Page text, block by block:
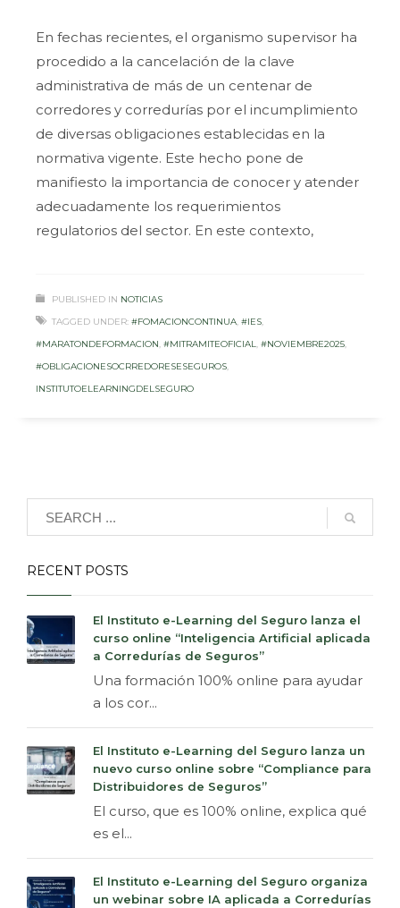
En fechas recientes, el organismo supervisor ha
procedido a la cancelación de la clave
administrativa de más de un centenar de
corredores y corredurías por el incumplimiento
de diversas obligaciones establecidas en la
normativa vigente. Este hecho pone de
manifiesto la importancia de conocer y atender
adecuadamente los requerimientos
regulatorios del sector. En este contexto,
PUBLISHED IN NOTICIAS
TAGGED UNDER: #FOMACIONCONTINUA, #IES,
#MARATONDEFORMACION, #MITRAMITEOFICIAL, #NOVIEMBRE2025,
#OBLIGACIONESOCRREDORESESEGUROS,
INSTITUTOELEARNINGDELSEGURO
RECENT POSTS
El Instituto e-Learning del Seguro lanza el
curso online “Inteligencia Artificial aplicada
a Corredurías de Seguros”
Una formación 100% online para ayudar
a los cor...
El Instituto e-Learning del Seguro lanza un
nuevo curso online sobre “Compliance para
Distribuidores de Seguros”
El curso, que es 100% online, explica qué
es el...
El Instituto e-Learning del Seguro organiza
un webinar sobre IA aplicada a Corredurías